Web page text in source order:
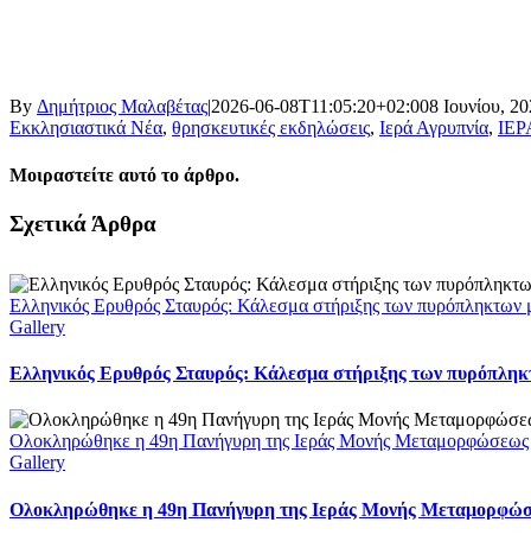
By Δημήτριος Μαλαβέτας|2026-06-08T11:05:20+02:008 Ιουνίου,
Εκκλησιαστικά Νέα, θρησκευτικές εκδηλώσεις, Ιερά Αγρυπνία,
Μοιραστείτε αυτό το άρθρο.
Facebook
X
LinkedIn
WhatsApp
Email
Σχετικά Άρθρα
Ελληνικός Ερυθρός Σταυρός: Κάλεσμα στήριξης των πυρόπληκτων
Gallery
Ελληνικός Ερυθρός Σταυρός: Κάλεσμα στήριξης των
Ολοκληρώθηκε η 49η Πανήγυρη της Ιεράς Μονής
Gallery
Ολοκληρώθηκε η 49η Πανήγυρη της Ιεράς Μονής